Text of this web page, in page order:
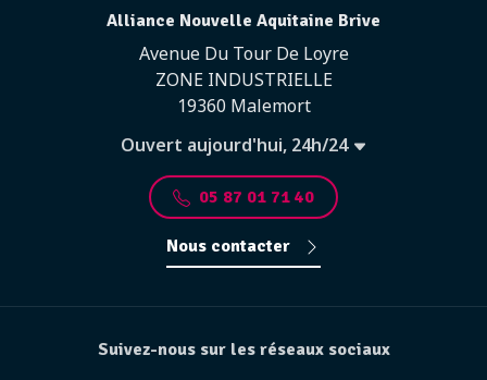
Alliance Nouvelle Aquitaine Brive
Avenue Du Tour De Loyre
ZONE INDUSTRIELLE
19360 Malemort
Ouvert aujourd'hui, 24h/24
05 87 01 71 40
Nous contacter
Suivez-nous sur les réseaux sociaux